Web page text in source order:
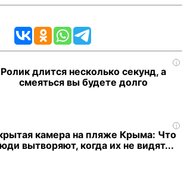
i
Ролик длится несколько секунд, а
смеяться вы будете долго
i
камера на пляже Крыма: Что
вытворяют, когда их не видят...